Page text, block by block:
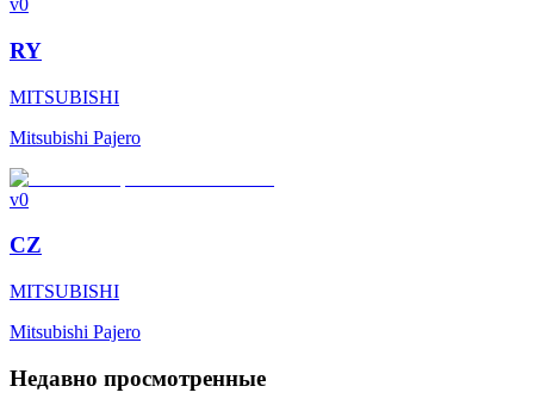
v0
RY
MITSUBISHI
Mitsubishi Pajero
v0
CZ
MITSUBISHI
Mitsubishi Pajero
Недавно просмотренные